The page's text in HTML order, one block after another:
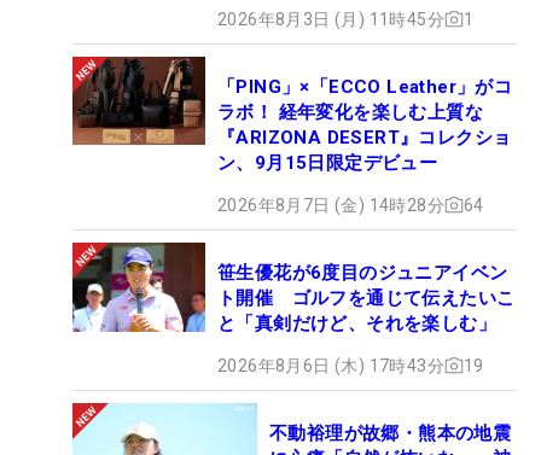
2026年8月3日 (月) 11時45分 1
「PING」×「ECCO Leather」がコ
ラボ！ 経年変化を楽しむ上質な
『ARIZONA DESERT』コレクショ
ン、9月15日限定デビュー
2026年8月7日 (金) 14時28分 64
笹生優花が6度目のジュニアイベン
ト開催 ゴルフを通じて伝えたいこ
と「真剣だけど、それを楽しむ」
2026年8月6日 (木) 17時43分 19
不動裕理が故郷・熊本の地震